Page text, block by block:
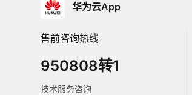
华为云App
售前咨询热线
950808转1
技术服务咨询